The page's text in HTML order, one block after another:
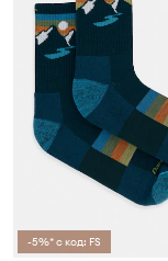
-5%* с код: FS